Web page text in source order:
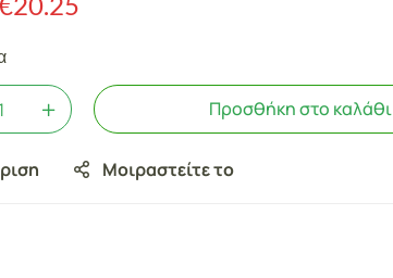
Προσθήκη στο καλάθι
Μοιραστείτε το